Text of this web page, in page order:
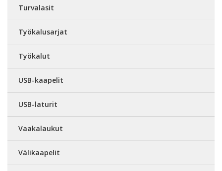
Turvalasit
Työkalusarjat
Työkalut
USB-kaapelit
USB-laturit
Vaakalaukut
Välikaapelit